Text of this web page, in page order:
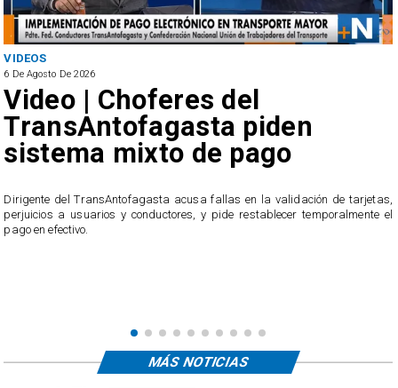
VIDEOS
6 De Agosto De 2026
Video | Choferes del
TransAntofagasta piden
sistema mixto de pago
​Dirigente del TransAntofagasta acusa fallas en la validación de tarjetas,
perjuicios a usuarios y conductores, y pide restablecer temporalmente el
pago en efectivo.
MÁS NOTICIAS